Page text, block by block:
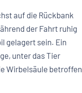
auf die Rückbank
der Fahrt ruhig
gelagert sein. Ein
unter das Tier
Wirbelsäule betroffen